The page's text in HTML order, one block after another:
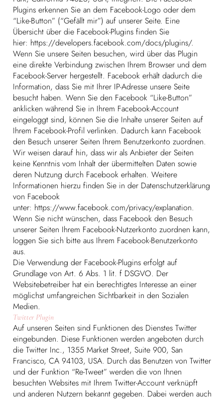
Plugins erkennen Sie an dem Facebook-Logo oder dem
“Like-Button” (“Gefällt mir”) auf unserer Seite. Eine
Übersicht über die Facebook-Plugins finden Sie
hier: https://developers.facebook.com/docs/plugins/.
Wenn Sie unsere Seiten besuchen, wird über das Plugin
eine direkte Verbindung zwischen Ihrem Browser und dem
Facebook-Server hergestellt. Facebook erhält dadurch die
Information, dass Sie mit Ihrer IP-Adresse unsere Seite
besucht haben. Wenn Sie den Facebook “Like-Button”
anklicken während Sie in Ihrem Facebook-Account
eingeloggt sind, können Sie die Inhalte unserer Seiten auf
Ihrem Facebook-Profil verlinken. Dadurch kann Facebook
den Besuch unserer Seiten Ihrem Benutzerkonto zuordnen.
Wir weisen darauf hin, dass wir als Anbieter der Seiten
keine Kenntnis vom Inhalt der übermittelten Daten sowie
deren Nutzung durch Facebook erhalten. Weitere
Informationen hierzu finden Sie in der Datenschutzerklärung
von Facebook
unter: https://www.facebook.com/privacy/explanation.
Wenn Sie nicht wünschen, dass Facebook den Besuch
unserer Seiten Ihrem Facebook-Nutzerkonto zuordnen kann,
loggen Sie sich bitte aus Ihrem Facebook-Benutzerkonto
aus.
Die Verwendung der Facebook-Plugins erfolgt auf
Grundlage von Art. 6 Abs. 1 lit. f DSGVO. Der
Websitebetreiber hat ein berechtigtes Interesse an einer
möglichst umfangreichen Sichtbarkeit in den Sozialen
Medien.
Twitter Plugin
Auf unseren Seiten sind Funktionen des Dienstes Twitter
eingebunden. Diese Funktionen werden angeboten durch
die Twitter Inc., 1355 Market Street, Suite 900, San
Francisco, CA 94103, USA. Durch das Benutzen von Twitter
und der Funktion “Re-Tweet” werden die von Ihnen
besuchten Websites mit Ihrem Twitter-Account verknüpft
und anderen Nutzern bekannt gegeben. Dabei werden auch